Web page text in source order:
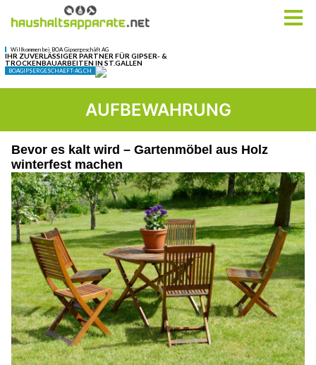
AUFBEWAHRUNG
Bevor es kalt wird – Gartenmöbel aus Holz
winterfest machen